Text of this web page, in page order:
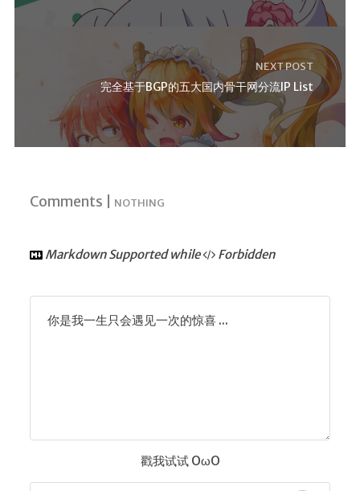
NEXT POST
完全基于BGP的五大国内骨干网分流IP List
Comments | NOTHING
Markdown Supported while Forbidden
你是我一生只会遇见一次的惊喜 ...
戳我试试 OωO